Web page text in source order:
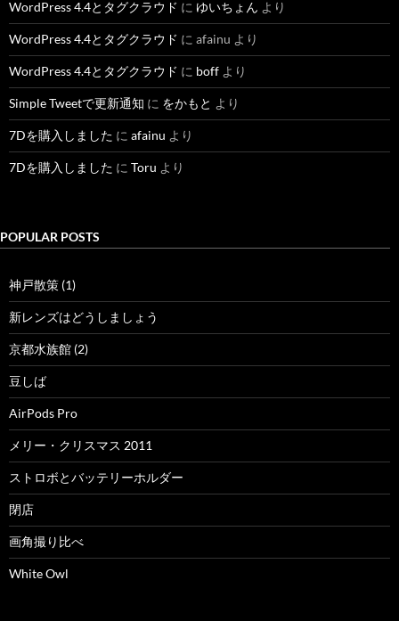
WordPress 4.4とタグクラウド に ゆいちょん より
WordPress 4.4とタグクラウド に afainu より
WordPress 4.4とタグクラウド に boff より
Simple Tweetで更新通知 に をかもと より
7Dを購入しました に afainu より
7Dを購入しました に Toru より
POPULAR POSTS
神戸散策 (1)
新レンズはどうしましょう
京都水族館 (2)
豆しば
AirPods Pro
メリー・クリスマス 2011
ストロボとバッテリーホルダー
閉店
画角撮り比べ
White Owl